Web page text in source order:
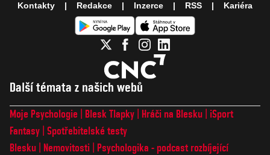
Další témata z našich webů
Moje Psychologie Blesk Tlapky Hráči na Blesku
iSport
Fantasy Spotřebitelské testy
Blesku
Nemovitosti
Psychologika - podcast rozbíjející
Kontakty Redakce Inzerce RSS Kariéra